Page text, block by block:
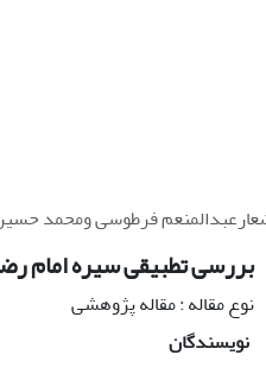
فرطوسی ومحمد
بررسی تطبیقی سیره امام
نوع مقاله : مقاله پژوهشی
نویسندگان